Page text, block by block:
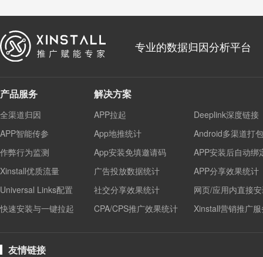
专业的数据归因分析平台
产品服务
全渠道归因
APP智能传参
作弊行为监测
Xinstall优质流量
Universal Links配置
快速安装与一键拉起
解决方案
APP拉起
Deeplink深度链接
App地推统计
Android多渠道打包
App安装免填邀请码
APP安装后自动绑
广告投放数据统计
APP分享效果统计
社交分享效果统计
网页/应用内直接
CPA/CPS推广效果统计
Xinstall营销推广
友情链接